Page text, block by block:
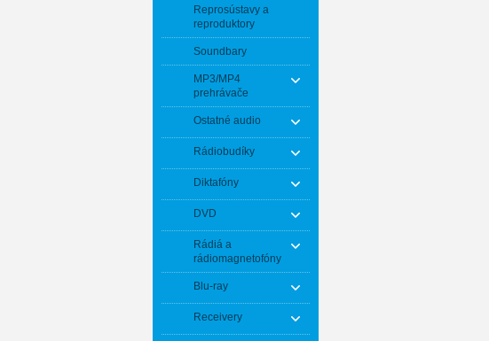
Reprosústavy a
reproduktory
Soundbary
MP3/MP4
prehrávače
Ostatné audio
Rádiobudíky
Diktafóny
DVD
Rádiá a
rádiomagnetofóny
Blu-ray
Receivery